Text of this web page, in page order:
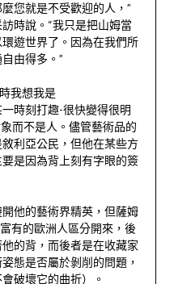
您就是不受歡迎的人，”
時說。“我只是把山姆當
遊世界了。因為在我們所
由得多。”
我想我是
時刻打趣-很快變得很明
而不是人。儘管藝術品的
利亞公民，但他在某些方
是因為背上刻有字眼的簽
他的藝術界精英，但薩姆
有的歐洲人區分開來，後
的背，而後者是在收藏家
態是否屬於剝削的問題，
破壞它的曲折）。